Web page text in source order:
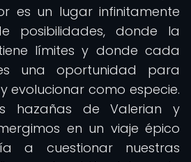
es un lugar infinitamente
posibilidades, donde la
límites y donde cada
una oportunidad para
evolucionar como especie.
hazañas de Valerian y
en un viaje épico
a cuestionar nuestras